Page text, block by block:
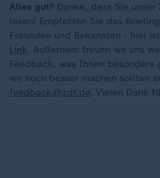
Alles gut? Danke, dass Sie unser
lesen! Empfehlen Sie das
Freunden und Bekannten - hier
Link. Außerdem freuen wir uns
Feedback, was Ihnen
wir noch besser machen sollten
feedback@zdf.de. Vielen Dank